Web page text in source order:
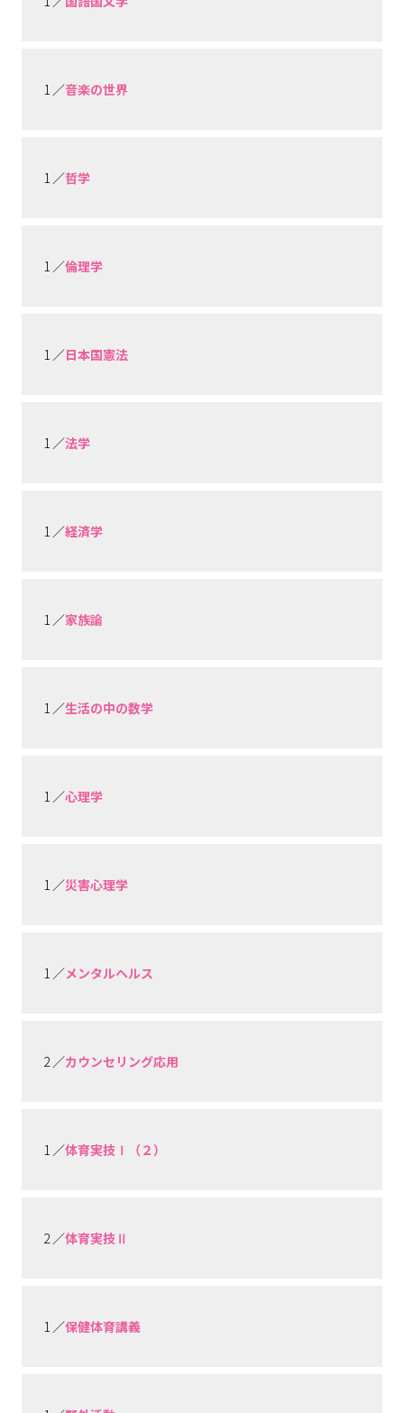
1 ／音楽の世界
1 ／哲学
1 ／倫理学
1 ／日本国憲法
1 ／法学
1 ／経済学
1 ／家族論
1 ／生活の中の数学
1 ／心理学
1 ／災害心理学
1 ／メンタルヘルス
2 ／カウンセリング応用
1 ／体育実技Ⅰ（２）
2 ／体育実技Ⅱ
1 ／保健体育講義